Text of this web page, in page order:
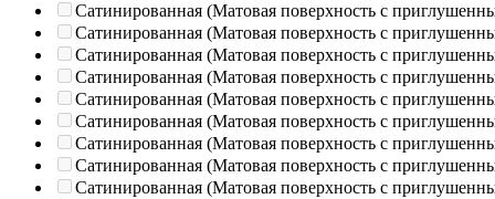
Сатинированная (Матовая поверхность с
Сатинированная (Матовая поверхность с
Сатинированная (Матовая поверхность с
Сатинированная (Матовая поверхность с
Сатинированная (Матовая поверхность с
Сатинированная (Матовая поверхность с
Сатинированная (Матовая поверхность с
Сатинированная (Матовая поверхность с
Сатинированная (Матовая поверхность с